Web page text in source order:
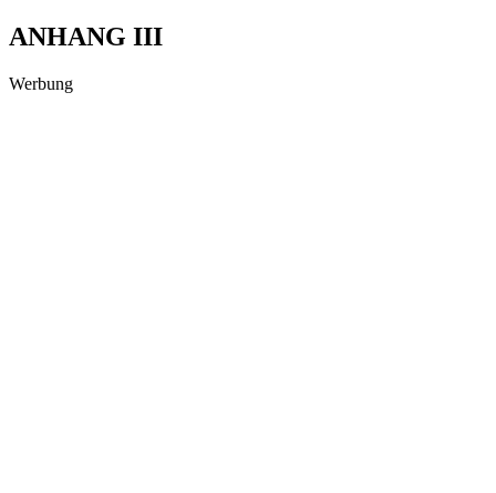
ANHANG III
Werbung